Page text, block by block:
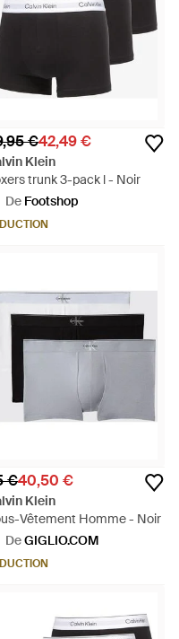
€42,49 €
Klein
trunk 3-pack l - Noir
De Footshop
€40,50 €
Klein
Vêtement Homme - Noir
DeGIGLIO.COM